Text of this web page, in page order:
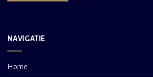
NAVIGATIE
Home